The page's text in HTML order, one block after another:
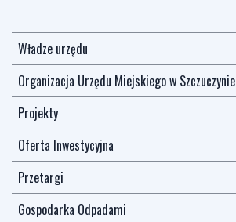
Władze urzędu
Organizacja Urzędu Miejskiego w Szczuczynie
Projekty
Oferta Inwestycyjna
Przetargi
Gospodarka Odpadami